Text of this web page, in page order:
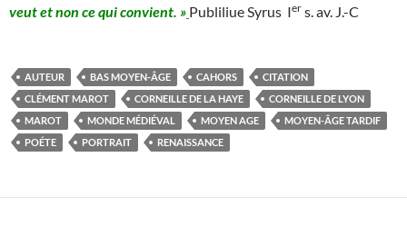
veut et non ce qui convient. » Publiliue Syrus Ier s. av. J.-C
AUTEUR BAS MOYEN-ÂGE CAHORS
CITATION
CLÉMENT MAROT
CORNEILLE DE LA HAYE
CORNEILLE DE LYON
MAROT
MONDE MÉDIÉVAL MOYEN AGE
MOYEN-ÂGE TARDIF
POÉTE
PORTRAIT RENAISSANCE